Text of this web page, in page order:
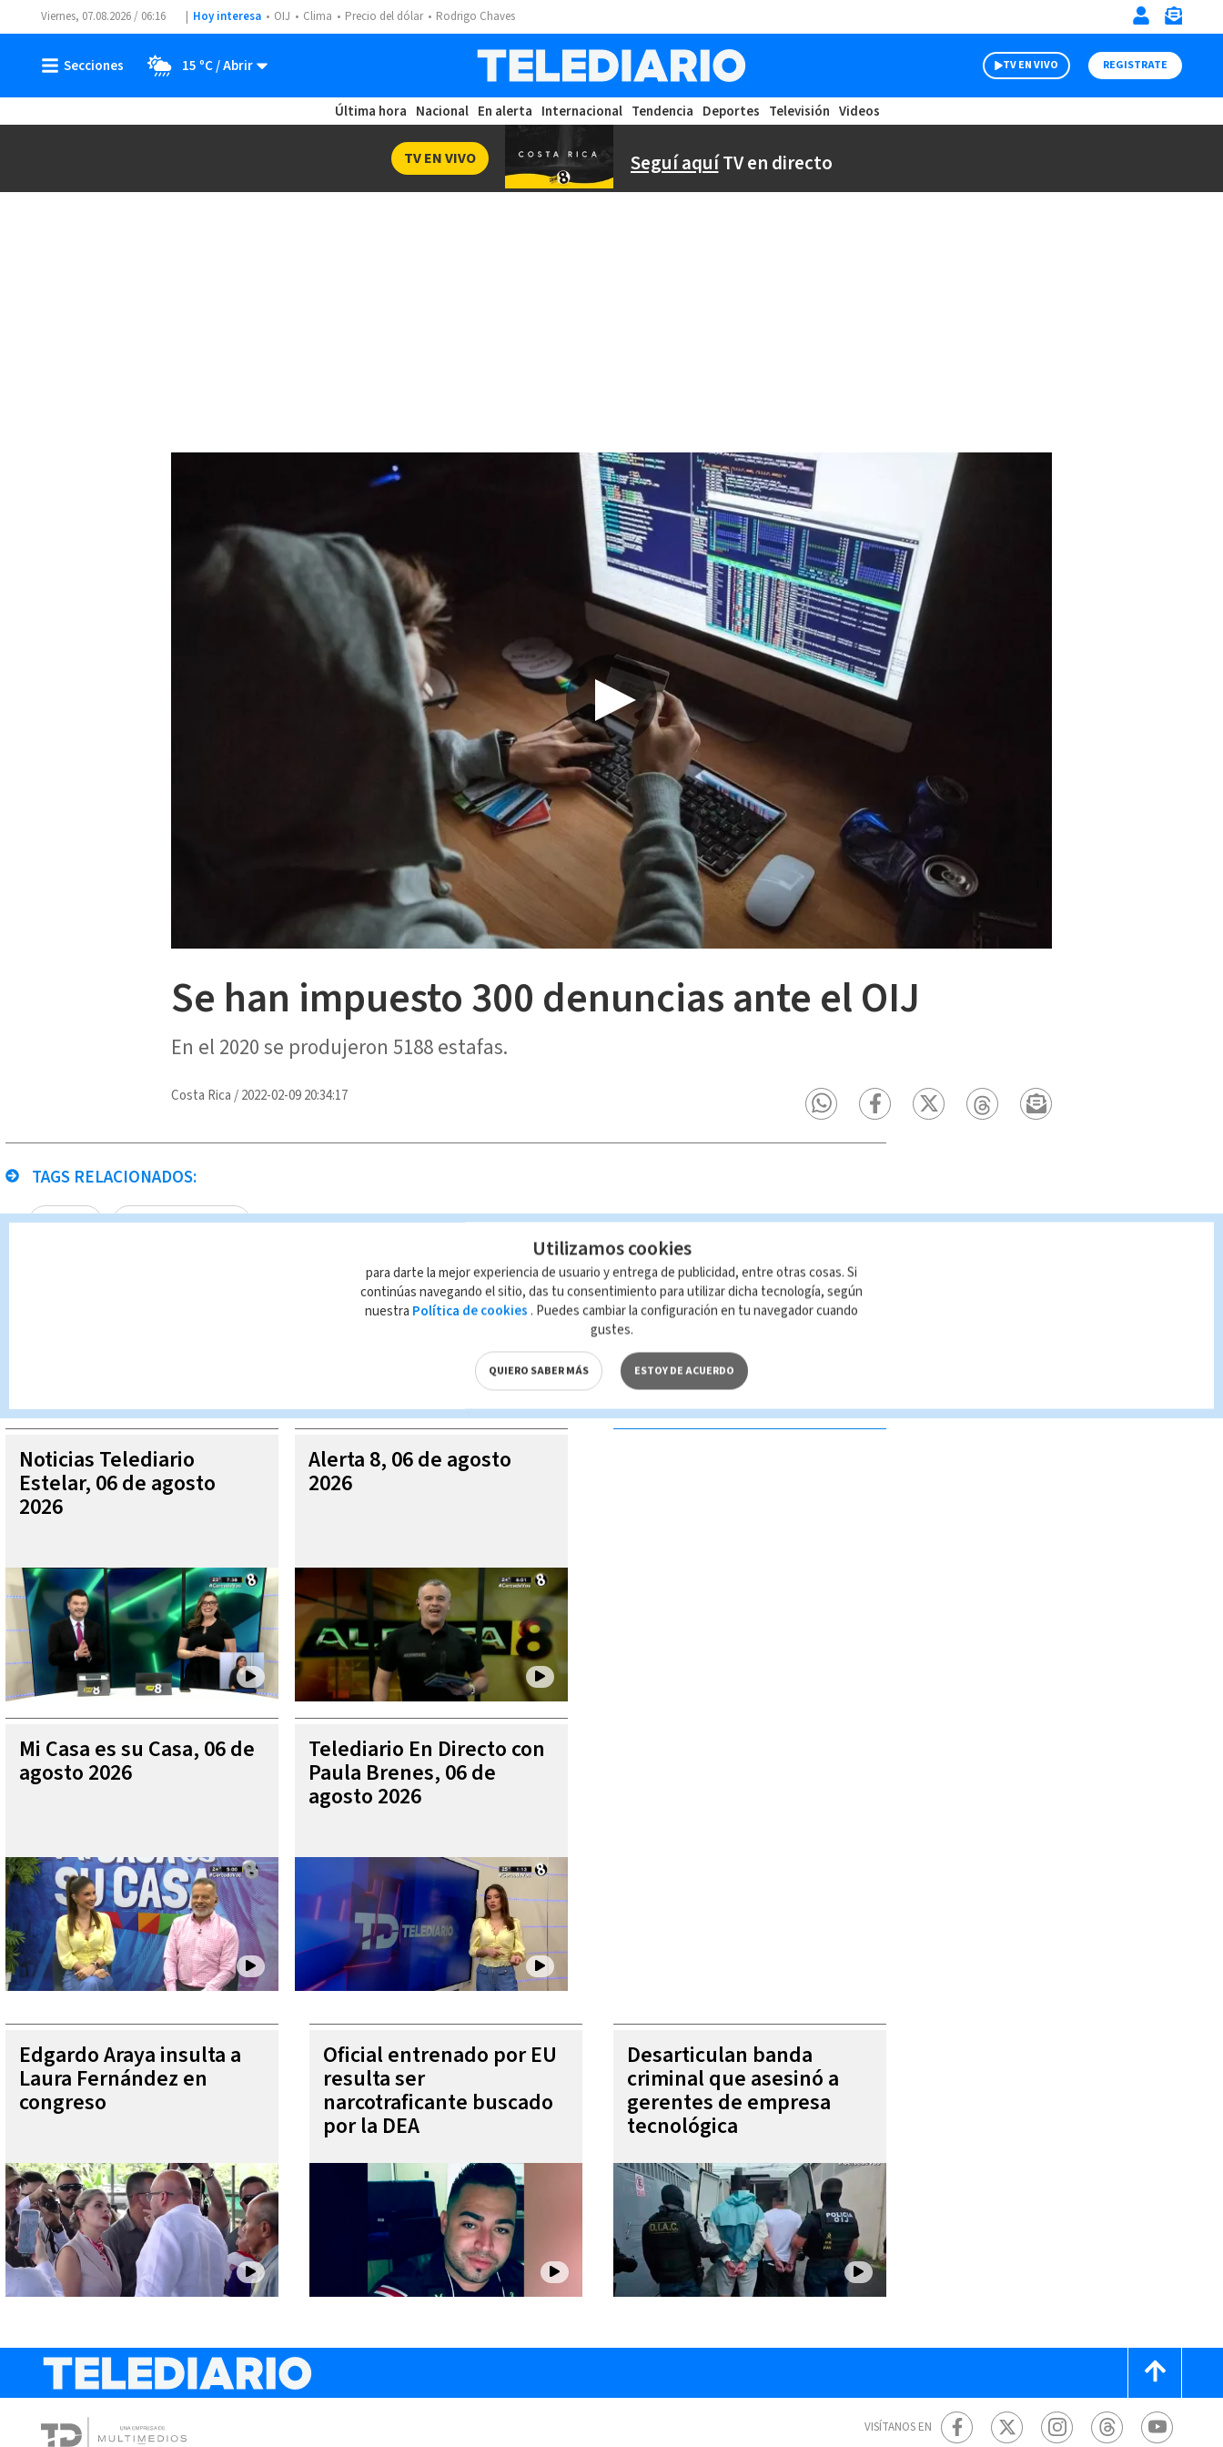
Viernes, 07.08.2026 / 06:16 Hoy interesa OIJ Clima Precio del dólar Rodrigo Chaves
15 ºC TV EN VIVO REGISTRATE
Última hora Nacional En alerta Internacional Tendencia Deportes Televisión Videos
Seguí aquíTV en directo
TV EN VIVO
Se han impuesto 300 denuncias ante el OIJ
En el 2020 se produjeron 5188 estafas.
Costa Rica /2022-02-09 20:34:17
TAGS RELACIONADOS:
En alerta Noticias Telediario
Queda prohibida la reproducción total o parcial del contenido de esta página, mismo que es propiedad de TELEDIARIO; su reproducción no
MÁS VIDEOS
Noticias Telediario
Estelar, 06 de agosto
2026
Alerta 8, 06 de agosto
2026
Mi Casa es su Casa, 06 de
agosto 2026
Telediario En Directo con
Paula Brenes, 06 de
agosto 2026
Edgardo Araya insulta a
Laura Fernández en
congreso
Oficial entrenado por EU
resulta ser
narcotraficante buscado
por la DEA
Desarticulan banda
criminal que asesinó a
gerentes de empresa
tecnológica
VISÍTANOS EN
Utilizamos cookies
para darte la mejor experiencia de usuario y entrega de publicidad, entre otras cosas. Si
continúas navegando el sitio, das tu consentimiento para utilizar dicha tecnología, según
nuestra Política de cookies . Puedes cambiar la configuración en tu navegador cuando
gustes.
QUIERO SABER MÁS ESTOY DE ACUERDO